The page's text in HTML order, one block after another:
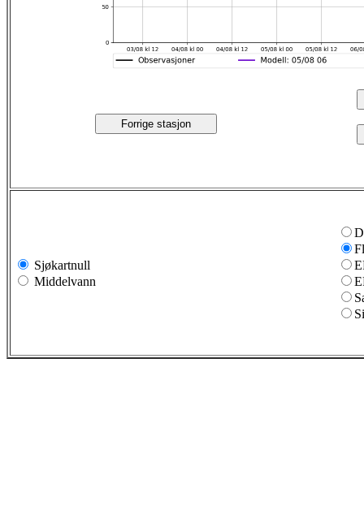
Forrige stasjon
Sjøkartnull
Middelvann